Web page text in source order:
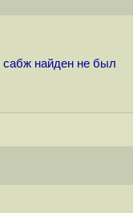
сабж найден не был